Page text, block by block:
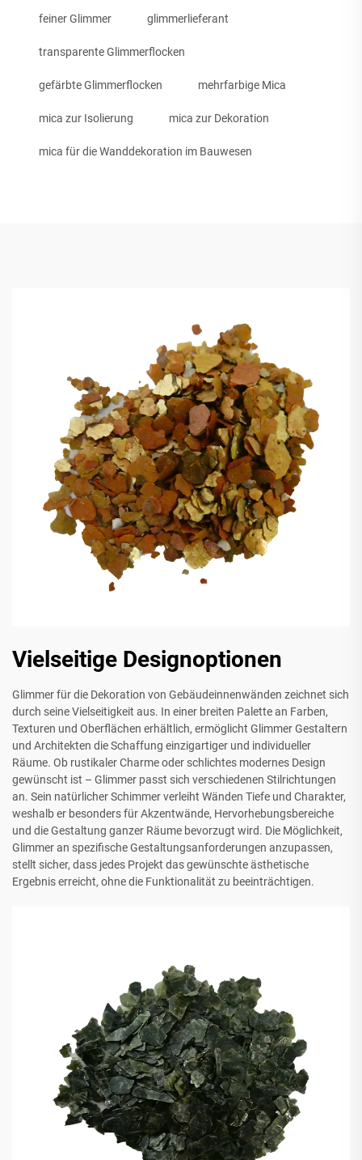
feiner Glimmer glimmerlieferant
transparente Glimmerflocken
gefärbte Glimmerflocken mehrfarbige Mica
mica zur Isolierung mica zur Dekoration
mica für die Wanddekoration im Bauwesen
Vielseitige Designoptionen
Glimmer für die Dekoration von Gebäudeinnenwänden zeichnet sich
durch seine Vielseitigkeit aus. In einer breiten Palette an Farben,
Texturen und Oberflächen erhältlich, ermöglicht Glimmer Gestaltern
und Architekten die Schaffung einzigartiger und individueller
Räume. Ob rustikaler Charme oder schlichtes modernes Design
gewünscht ist – Glimmer passt sich verschiedenen Stilrichtungen
an. Sein natürlicher Schimmer verleiht Wänden Tiefe und Charakter,
weshalb er besonders für Akzentwände, Hervorhebungsbereiche
und die Gestaltung ganzer Räume bevorzugt wird. Die Möglichkeit,
Glimmer an spezifische Gestaltungsanforderungen anzupassen,
stellt sicher, dass jedes Projekt das gewünschte ästhetische
Ergebnis erreicht, ohne die Funktionalität zu beeinträchtigen.